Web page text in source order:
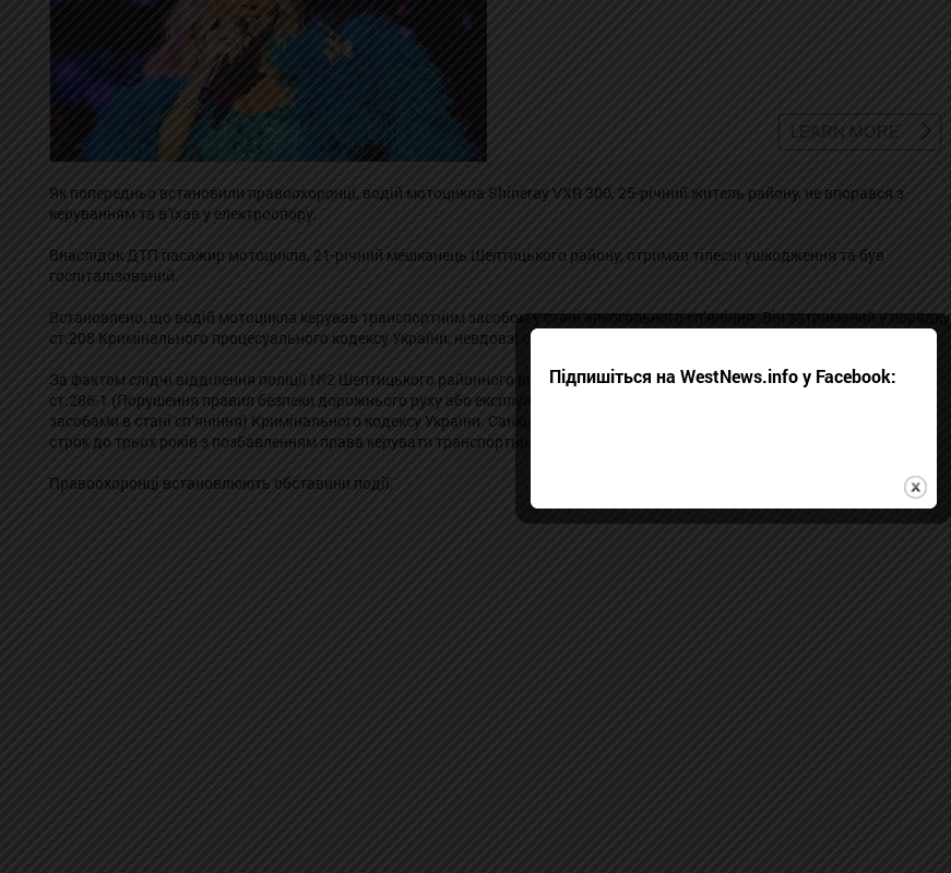
Як попередньо встановили правоохоронці, водій мотоцикла Shineray VXR 300, 25-річний житель району, не впорався з
керуванням та в’їхав у електроопору.
Внаслідок ДТП пасажир мотоцикла, 21-річний мешканець Шептицького району, отримав тілесні ушкодження та був
госпіталізований.
Встановлено, що водій мотоцикла керував транспортним засобом у стані алкогольного сп’яніння. Він затриманий у порядку
ст.208 Кримінального процесуального кодексу України, невдовзі суд обере йому запобіжний захід.
За фактом слідчі відділення поліції №2 Шептицького районного відділу поліції відкрили кримінальне провадження за ч.1
ст.286-1 (Порушення правил безпеки дорожнього руху або експлуатації транспорту особами, які керують транспортними
засобами в стані сп’яніння) Кримінального кодексу України. Санкція статті передбачає покарання – позбавлення волі на
строк до трьох років з позбавленням права керувати транспортними засобами на строк від трьох до п’яти років.
Правоохоронці встановлюють обставини події.
Підпишіться на WestNews.info у Facebook: